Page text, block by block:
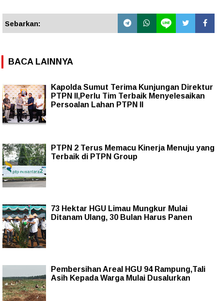
Sebarkan:
BACA LAINNYA
Kapolda Sumut Terima Kunjungan Direktur
PTPN II,Perlu Tim Terbaik Menyelesaikan
Persoalan Lahan PTPN II
PTPN 2 Terus Memacu Kinerja Menuju yang
Terbaik di PTPN Group
73 Hektar HGU Limau Mungkur Mulai
Ditanam Ulang, 30 Bulan Harus Panen
Pembersihan Areal HGU 94 Rampung,Tali
Asih Kepada Warga Mulai Dusalurkan